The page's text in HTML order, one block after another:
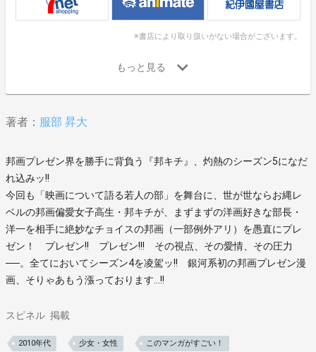
※書店により取り扱いがない場合がございます。
著者： 服部 昇大
邦画プレゼン界を勝手に背負う『邦キチ』、灼熱のシーズン5になだ
れ込みッ!!
今回も「映画について語る若人の部」を舞台に、世が世ならお縄レ
ベルの邦画偏愛女子高生・邦キチが、まずまずの洋画好きな部長・
洋一を相手に絶妙なチョイスの邦画（一部例外アリ）を愚直にプレ
ゼン！ プレゼン!! プレゼン!!! その視点、その愛情、その圧力
──。全てにおいてシーズン4を凌駕ッ!! 銀河系初の邦画プレゼン漫
画、そりゃあもう漲っております…!!
スピネル 掲載
2010年代 少女・女性 このマンガがすごい！